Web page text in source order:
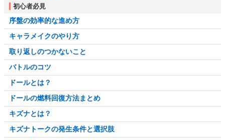
初心者必見
序盤の効率的な進め方
キャラメイクのやり方
取り返しのつかないこと
バトルのコツ
ドールとは？
ドールの燃料回復方法まとめ
キズナとは？
キズナトークの発生条件と選択肢